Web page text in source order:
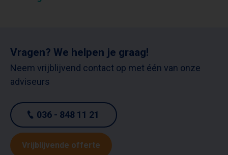
Vragen? We helpen je graag!
Neem vrijblijvend contact op met één van onze
adviseurs
036 - 848 11 21
Vrijblijvende offerte